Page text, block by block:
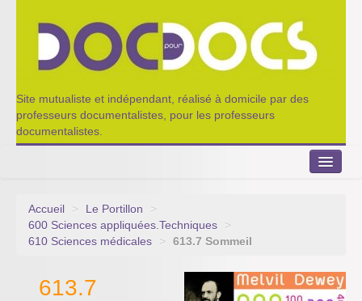
Site mutualiste et indépendant, réalisé à domicile par des
professeurs documentalistes, pour les professeurs
documentalistes.
Le Portillon
Appel à contribution
Accueil > Le Portillon
>
600 Sciences appliquées.Techniques
>
610 Sciences médicales
> 613.7 Sommeil
613.7